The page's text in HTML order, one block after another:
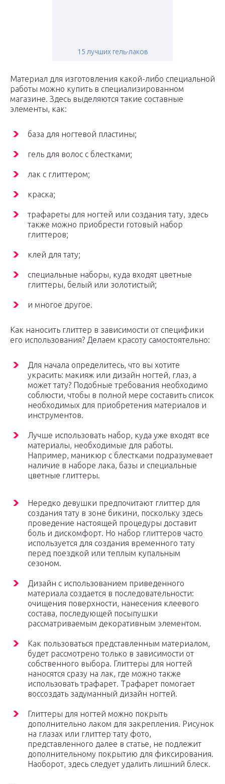
15 лучших гель-лаков
Материал для изготовления какой-либо специальной
работы можно купить в специализированном
магазине. Здесь выделяются такие составные
элементы, как:
база для ногтевой пластины;
гель для волос с блестками;
лак с глиттером;
краска;
трафареты для ногтей или создания тату, здесь
также можно приобрести готовый набор
глиттеров;
клей для тату;
специальные наборы, куда входят цветные
глиттеры, белый или золотистый;
и многое другое.
Как наносить глиттер в зависимости от специфики
его использования? Делаем красоту самостоятельно:
Для начала определитесь, что вы хотите
украсить: макияж или дизайн ногтей, глаз, а
может тату? Подобные требования необходимо
соблюсти, чтобы в полной мере составить список
необходимых для приобретения материалов и
инструментов.
Лучше использовать набор, куда уже входят все
материалы, необходимые для работы.
Например, маникюр с блестками подразумевает
наличие в наборе лака, базы и специальные
цветные глиттеры.
Нередко девушки предпочитают глиттер для
создания тату в зоне бикини, поскольку здесь
проведение настоящей процедуры доставит
боль и дискомфорт. Но набор глиттеров часто
используется для создания временного тату
перед поездкой или теплым купальным
сезоном.
Дизайн с использованием приведенного
материала создается в последовательности:
очищения поверхности, нанесения клеевого
состава, последующей посыпушки
рассматриваемым декоративным элементом.
Как пользоваться представленным материалом,
будет рассмотрено только в зависимости от
собственного выбора. Глиттеры для ногтей
наносятся сразу на лак, где можно также
использовать трафарет. Трафарет помогает
воссоздать задуманный дизайн ногтей.
Глиттеры для ногтей можно покрыть
дополнительно лаком для закрепления. Рисунок
на глазах или глиттер тату фото,
представленного далее в статье, не подлежит
дополнительному покрытию для фиксирования.
Наоборот, здесь следует удалить лишний блеск.